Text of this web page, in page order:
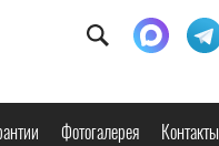
Фотогалерея Контакты